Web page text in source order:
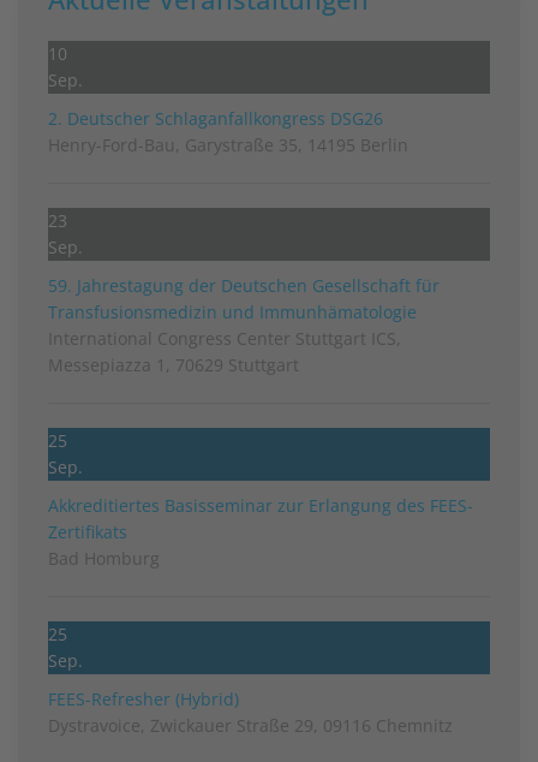
10
Sep.
2. Deutscher Schlag­anfall­kongress DSG26
Henry-Ford-Bau, Garystraße 35, 14195 Berlin
23
Sep.
59. Jahrestagung der Deutschen Gesellschaft für
Transfusionsmedizin und Immunhämatologie
International Congress Center Stuttgart ICS,
Messepiazza 1, 70629 Stuttgart
25
Sep.
Akkreditiertes Basisseminar zur Erlangung des FEES-
Zertifikats
Bad Homburg
25
Sep.
FEES-Refresher (Hybrid)
Dystravoice, Zwickauer Straße 29, 09116 Chemnitz